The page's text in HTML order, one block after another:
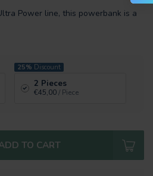
Power line, this powerbank is a
25% Discount
2 Pieces
€45,00 / Piece
TO CART